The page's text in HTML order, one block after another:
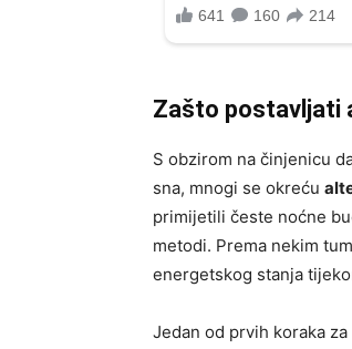
Zašto postavljati
S obzirom na činjenicu
sna, mnogi se okreću
primijetili česte noćne
metodi. Prema nekim
energetskog stanja
Jedan od prvih koraka